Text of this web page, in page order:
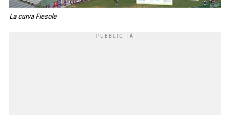
La curva Fiesole